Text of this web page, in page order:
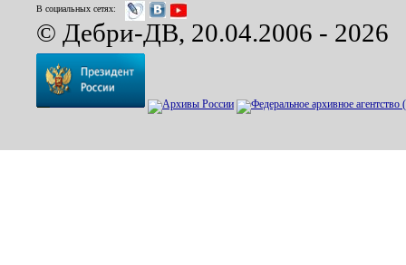
В социальных сетях:
© Дебри-ДВ, 20.04.2006 - 2026